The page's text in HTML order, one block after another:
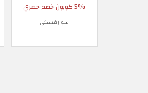
5% كوبون خصم حصري
سوارفسكي